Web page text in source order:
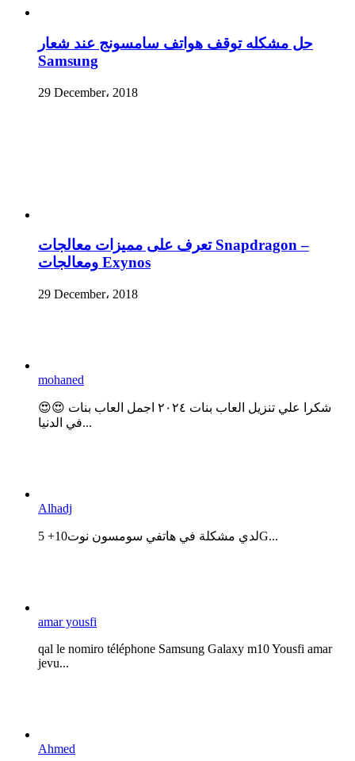
حل مشكله توقف هواتف سامسونج عند شعار
Samsung
29 December، 2018
تعرف على مميزات معالجات Snapdragon –
ومعالجات Exynos
29 December، 2018
mohaned
😍😍 شكرا علي تنزيل العاب بنات ٢٠٢٤ اجمل العاب بنات
في الدنيا...
Alhadj
لدي مشكلة في هاتفي سومسون نوت10+ 5G...
amar yousfi
qal le nomiro téléphone Samsung Galaxy m10 Yousfi amar
jevu...
Ahmed